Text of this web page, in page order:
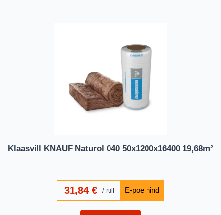
Klaasvill KNAUF Naturol 040 50x1200x16400 19,68m²
31,84 € rull